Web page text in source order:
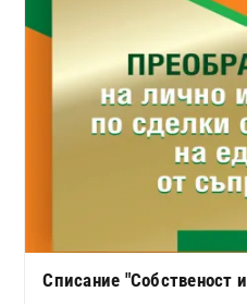
Списание "Собственост